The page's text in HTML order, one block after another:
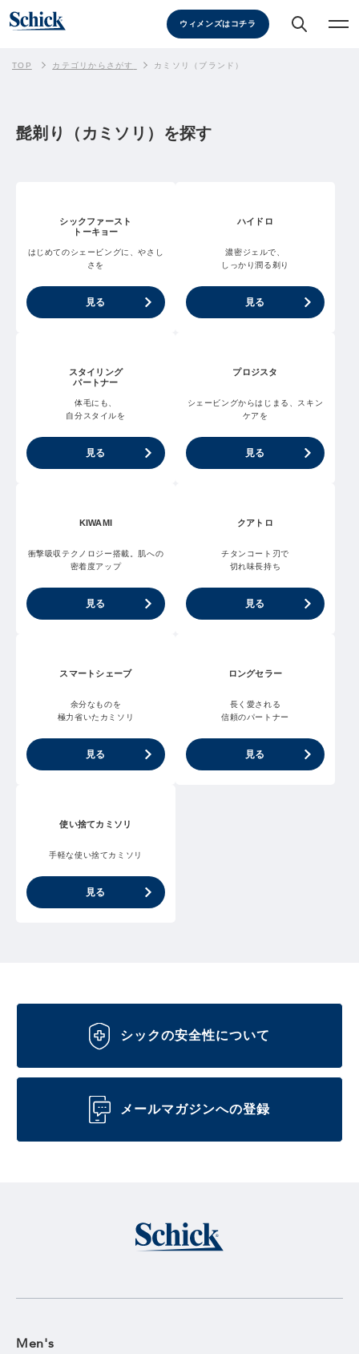
ウィメンズはコチラ
TOP カテゴリからさがす カミソリ（ブランド）
髭剃り（カミソリ）を探す
シックファースト
トーキョー
はじめてのシェービングに、やさし
さを
見る
ハイドロ
濃密ジェルで、
しっかり潤る剃り
見る
スタイリング
パートナー
体毛にも、
自分スタイルを
見る
プロジスタ
シェービングからはじまる、スキン
ケアを
見る
KIWAMI
衝撃吸収テクノロジー搭載。肌への
密着度アップ
見る
クアトロ
チタンコート刃で
切れ味長持ち
見る
スマートシェーブ
余分なものを
極力省いたカミソリ
見る
ロングセラー
長く愛される
信頼のパートナー
見る
使い捨てカミソリ
手軽な使い捨てカミソリ
見る
シックの安全性について
メールマガジンへの登録
Men's